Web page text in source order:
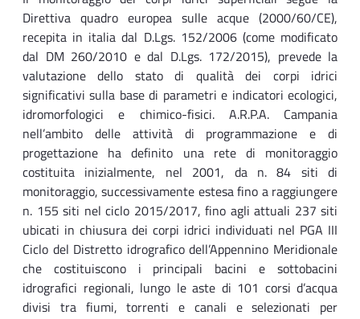
Direttiva quadro europea sulle acque (2000/60/CE),
recepita in italia dal D.Lgs. 152/2006 (come modificato
dal DM 260/2010 e dal D.Lgs. 172/2015), prevede la
valutazione dello stato di qualità dei corpi idrici
significativi sulla base di parametri e indicatori ecologici,
idromorfologici e chimico-fisici. A.R.P.A. Campania
nell’ambito delle attività di programmazione e di
progettazione ha definito una rete di monitoraggio
costituita inizialmente, nel 2001, da n. 84 siti di
monitoraggio, successivamente estesa fino a raggiungere
n. 155 siti nel ciclo 2015/2017, fino agli attuali 237 siti
ubicati in chiusura dei corpi idrici individuati nel PGA III
Ciclo del Distretto idrografico dell’Appennino Meridionale
che costituiscono i principali bacini e sottobacini
idrografici regionali, lungo le aste di 101 corsi d’acqua
divisi tra fiumi, torrenti e canali e selezionati per